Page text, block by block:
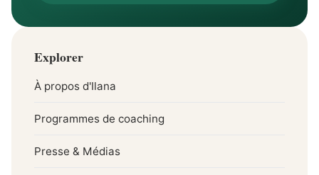
Explorer
À propos d'Ilana
Programmes de coaching
Presse & Médias